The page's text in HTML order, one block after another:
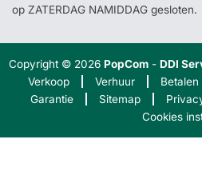
op ZATERDAG NAMIDDAG gesloten.
Copyright © 2026PopCom -DDI
Verkoop
Verhuur Betalen
Garantie
Sitemap
Cookies